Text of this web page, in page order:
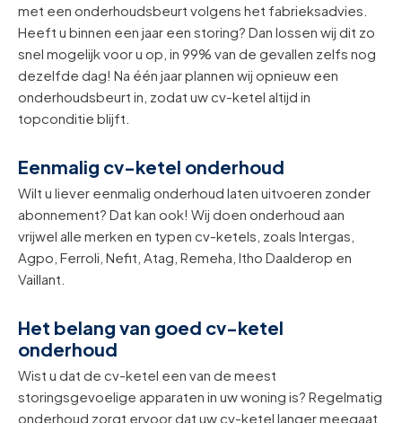
met een onderhoudsbeurt volgens het fabrieksadvies.
Heeft u binnen een jaar een storing? Dan lossen wij dit zo
snel mogelijk voor u op, in 99% van de gevallen zelfs nog
dezelfde dag! Na één jaar plannen wij opnieuw een
onderhoudsbeurt in, zodat uw cv-ketel altijd in
topconditie blijft.
Eenmalig cv-ketel onderhoud
Wilt u liever eenmalig onderhoud laten uitvoeren zonder
abonnement? Dat kan ook! Wij doen onderhoud aan
vrijwel alle merken en typen cv-ketels, zoals Intergas,
Agpo, Ferroli, Nefit, Atag, Remeha, Itho Daalderop en
Vaillant.
Het belang van goed cv-ketel
onderhoud
Wist u dat de cv-ketel een van de meest
storingsgevoelige apparaten in uw woning is? Regelmatig
onderhoud zorgt ervoor dat uw cv-ketel langer meegaat